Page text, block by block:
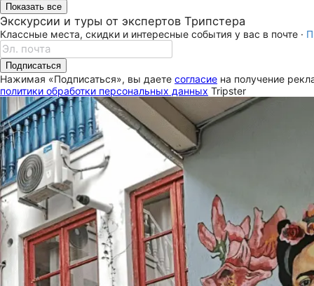
Показать все
Экскурсии и туры от экспертов Трипстера
Классные места, скидки и интересные события у вас в почте ·
Подписаться
Нажимая «Подписаться», вы даете согласие на получение
политики обработки персональных данных Tripster